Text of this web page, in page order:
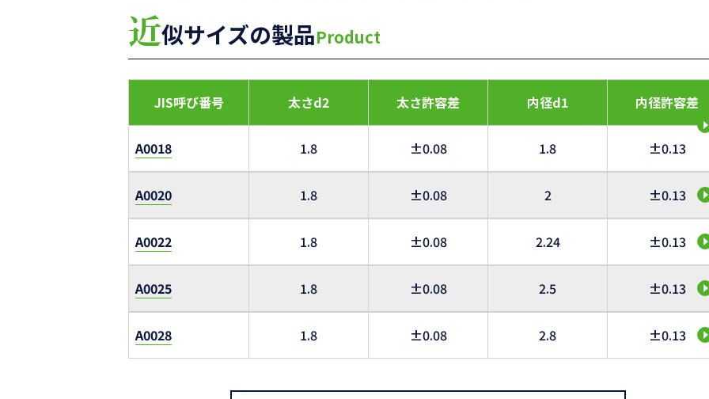
近似サイズの製品Product
JIS呼び番号 太さd2 太さ許容差 内径d1 内径許容差
A0018 1.8 ±0.08 1.8 ±0.13
A0020 1.8 ±0.08 2 ±0.13
A0022 1.8 ±0.08 2.24 ±0.13
A0025 1.8 ±0.08 2.5 ±0.13
A0028 1.8 ±0.08 2.8 ±0.13